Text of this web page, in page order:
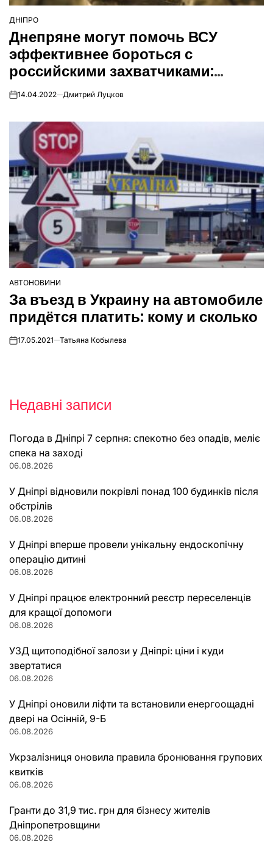
ОПУБЛІКУВАТИ
У
ДНІПРО
Днепряне могут помочь ВСУ
эффективнее бороться с
российскими захватчиками:
детали
on14.04.2022 Дмитрий Луцков
ОПУБЛІКУВАТИ
У
АВТОНОВИНИ
За въезд в Украину на автомобиле
придётся платить: кому и сколько
on17.05.2021 Татьяна Кобылева
Недавні записи
Погода в Дніпрі 7 серпня: спекотно без опадів, меліє
спека на заході
06.08.2026
У Дніпрі відновили покрівлі понад 100 будинків після
обстрілів
06.08.2026
У Дніпрі вперше провели унікальну ендоскопічну
операцію дитині
06.08.2026
У Дніпрі працює електронний реєстр переселенців
для кращої допомоги
06.08.2026
УЗД щитоподібної залози у Дніпрі: ціни і куди
звертатися
06.08.2026
У Дніпрі оновили ліфти та встановили енергоощадні
двері на Осінній, 9-Б
06.08.2026
Укрзалізниця оновила правила бронювання групових
квитків
06.08.2026
Гранти до 31,9 тис. грн для бізнесу жителів
Дніпропетровщини
06.08.2026